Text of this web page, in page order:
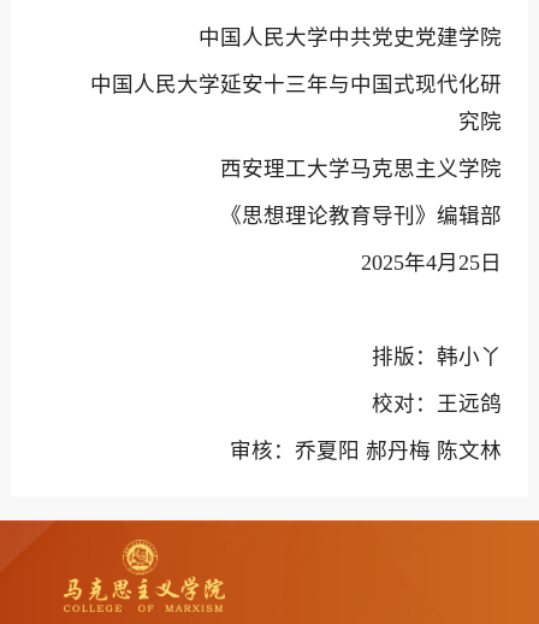
中国人民大学中共党史党建学院
中国人民大学延安十三年与中国式现代化研
究院
西安理工大学马克思主义学院
《思想理论教育导刊》编辑部
2025年4月25日
排版：韩小丫
校对：王远鸽
审核：乔夏阳 郝丹梅 陈文林